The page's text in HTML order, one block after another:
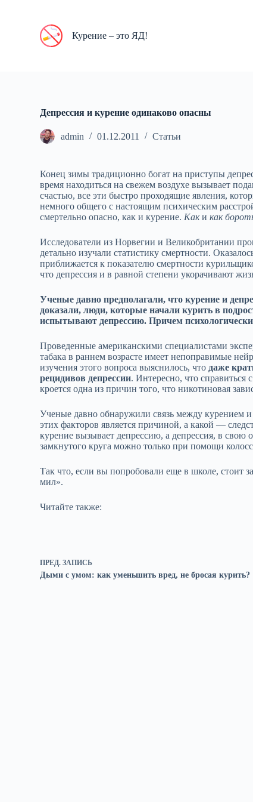
Курение – это ЯД!
Депрессия и курение одинаково опасны
admin 01.12.2011 Статьи
Конец зимы традиционно богат на приступы
время находиться на свежем воздухе вызывает
счастью, все эти быстро проходящие явления,
немного общего с настоящим психическим
смертельно опасно, как и курение. Какикак
Исследователи из Норвегии и Великобритании
детально изучали статистику смертности.
приближается к показателю смертности
что депрессия и в равной степени укорачивают
Ученые давно предполагали, что курение и
доказали, люди, которые начали курить в
испытывают депрессию. Причем
Проведенные американскими специалистами
табака в раннем возрасте имеет непоправимые
изучения этого вопроса выяснилось, что даже
рецидивов депрессии. Интересно, что справиться
кроется одна из причин того, что никотиновая
Ученые давно обнаружили связь между курением и
этих факторов является причиной, а какой —
курение вызывает депрессию, а депрессия, в свою
замкнутого круга можно только при помощи
Так что, если вы попробовали еще в школе, стоит
мил».
Читайте также:
ПРЕД.ЗАПИСЬ
Дыми с умом: как уменьшить вред, не бросая курить?